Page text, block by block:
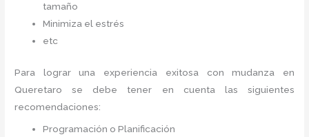
tamaño
Minimiza el estrés
etc
Para lograr una experiencia exitosa con mudanza en
Queretaro
se debe tener en cuenta las siguientes
recomendaciones:
Programación o Planificación